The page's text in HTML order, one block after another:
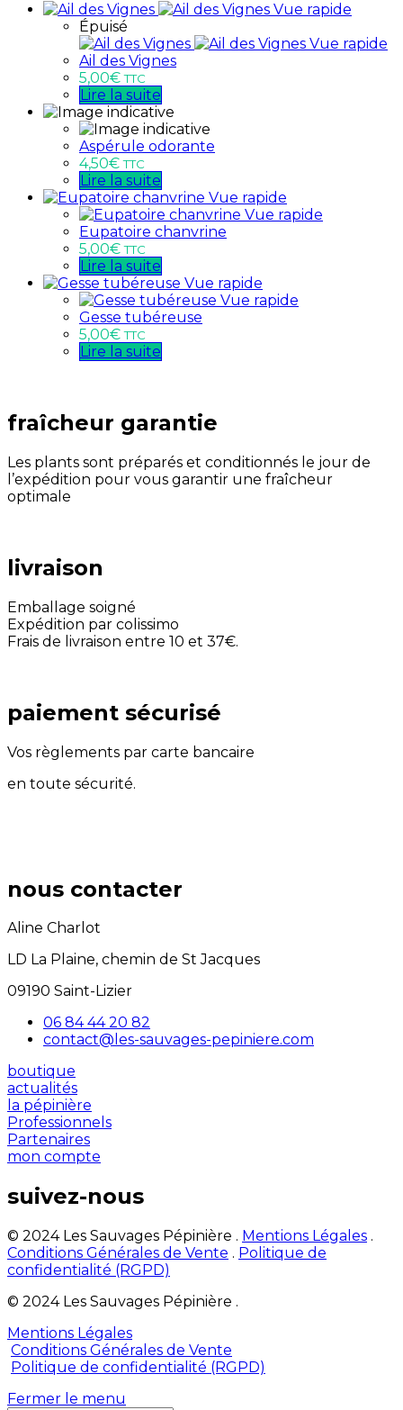
Vue rapide
Épuisé
Vue rapide
Ail des Vignes
5,00€ TTC
Lire la suite
Aspérule odorante
4,50€ TTC
Lire la suite
Vue rapide
Vue rapide
Eupatoire chanvrine
5,00€ TTC
Lire la suite
Vue rapide
Vue rapide
Gesse tubéreuse
5,00€ TTC
Lire la suite
fraîcheur garantie
Les plants sont préparés et conditionnés le jour de
l’expédition pour vous garantir une fraîcheur
optimale
livraison
Emballage soigné
Expédition par colissimo
Frais de livraison entre 10 et 37€.
paiement sécurisé
Vos règlements par carte bancaire
en toute sécurité.
nous contacter
Aline Charlot
LD La Plaine, chemin de St Jacques
09190 Saint-Lizier
06 84 44 20 82
contact@les-sauvages-pepiniere.com
boutique
actualités
la pépinière
Professionnels
Partenaires
mon compte
suivez-nous
© 2024 Les Sauvages Pépinière . Mentions Légales .
Conditions Générales de Vente . Politique de
confidentialité (RGPD)
© 2024 Les Sauvages Pépinière .
Mentions Légales
Conditions Générales de Vente
Politique de confidentialité (RGPD)
Fermer le menu